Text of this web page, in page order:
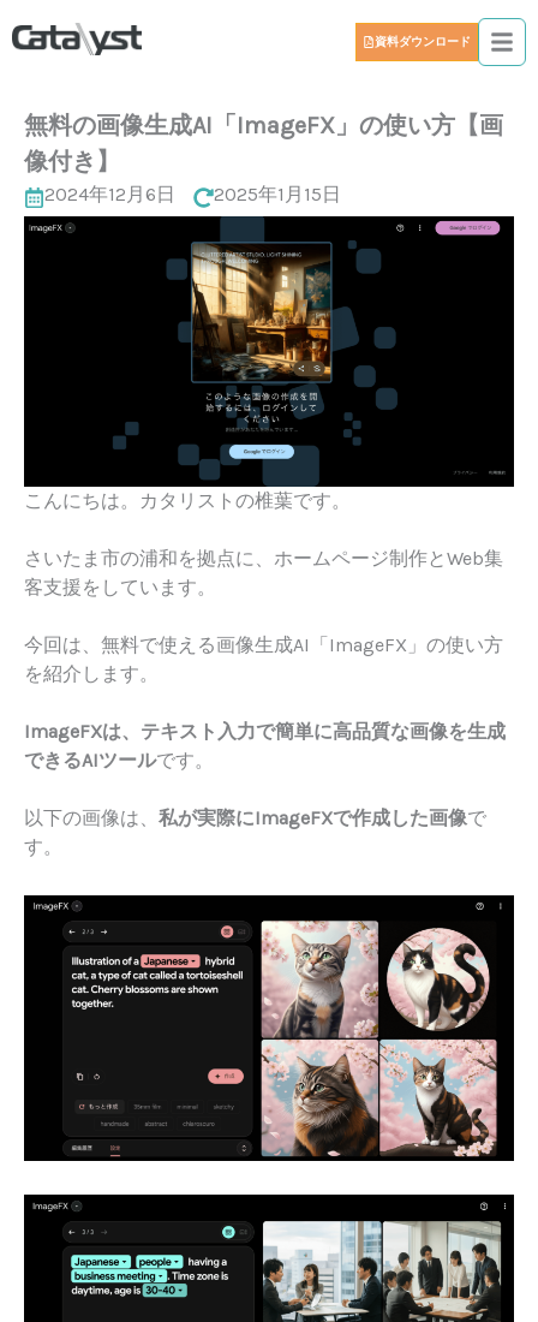
資料ダウンロード
無料の画像生成AI「ImageFX」の使い方【画
像付き】
2024年12月6日 2025年1月15日
こんにちは。カタリストの椎葉です。
さいたま市の浦和を拠点に、ホームページ制作とWeb集
客支援をしています。
今回は、無料で使える画像生成AI「ImageFX」の使い方
を紹介します。
ImageFXは、テキスト入力で簡単に高品質な画像を生成
できるAIツールです。
以下の画像は、 私が実際にImageFXで作成した画像で
す。